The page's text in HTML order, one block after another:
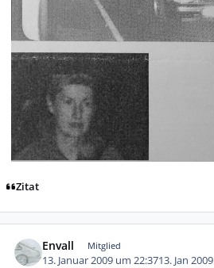
Zitat
Envall Mitglied
13. Januar 2009 um 22:3713. Jan 2009